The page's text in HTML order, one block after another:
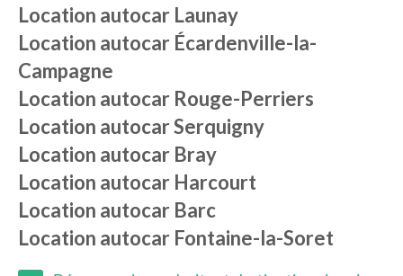
Location autocar Launay
Location autocar Écardenville-la-
Campagne
Location autocar Rouge-Perriers
Location autocarSerquigny
Location autocar Bray
Location autocar Harcourt
Location autocar Barc
Location autocar Fontaine-la-Soret